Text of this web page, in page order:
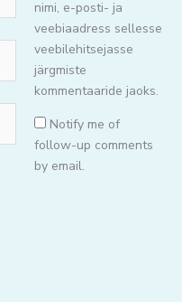
nimi, e-posti- ja
veebiaadress sellesse
veebilehitsejasse
järgmiste
kommentaaride jaoks.
Notify me of
follow-up comments
by email.